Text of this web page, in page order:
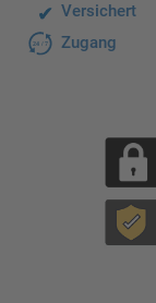
Versichert
24 /7 Zugang